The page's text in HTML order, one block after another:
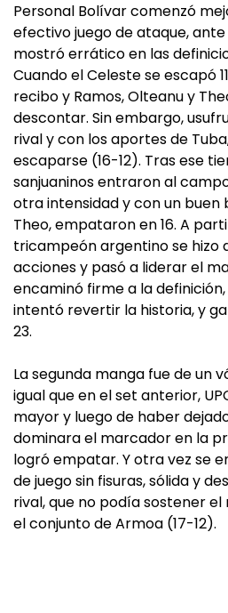
Personal Bolívar comenzó
efectivo juego de ataque, ante
mostró errático en las
Cuando el Celeste se escapó
recibo y Ramos, Olteanu y
descontar. Sin embargo,
rival y con los aportes de
escaparse (16-12). Tras ese
sanjuaninos entraron al
otra intensidad y con un buen
Theo, empataron en 16. A
tricampeón argentino se hizo
acciones y pasó a liderar el
encaminó firme a la
intentó revertir la historia, y
23.
La segunda manga fue de un
igual que en el set anterior,
mayor y luego de haber
dominara el marcador en la
logró empatar. Y otra vez se
de juego sin fisuras, sólida y
rival, que no podía sostener
el conjunto de Armoa (17-12).